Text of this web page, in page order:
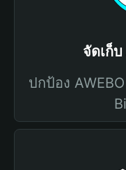
จัดเก็
ปกป้อง